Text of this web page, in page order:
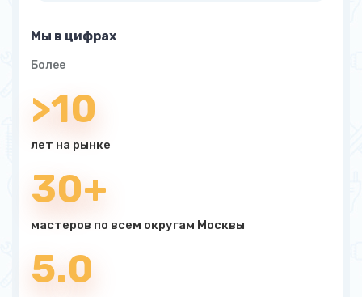
Мы в цифрах
Более
>10
лет на рынке
30+
мастеров по всем округам Москвы
5.0